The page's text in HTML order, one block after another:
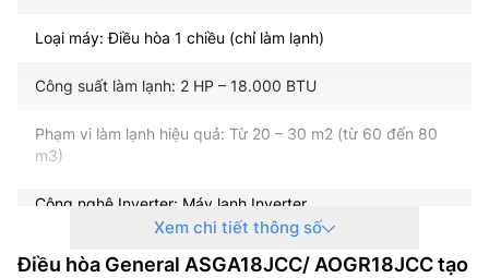
Loại máy: Điều hòa 1 chiều (chỉ làm lạnh)
Công suất làm lạnh: 2 HP – 18.000 BTU
Phạm vi làm lạnh hiệu quả: Từ 20 – 30 m2 (từ 60 đến 80
m3)
Công nghệ Inverter: Máy lạnh Inverter
Công suất tiêu thụ trung bình: Đang cập nhật
Xem chi tiết thông số
Điều hòa General ASGA18JCC/ AOGR18JCC tạo